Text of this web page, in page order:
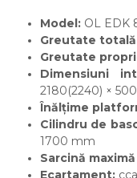
Model: OL EDK
Greutate totală
Greutate
Dimensiuni
2180(2240) ×
Înălțime
Cilindru de
1700 mm
Sarcină
Ecartament: